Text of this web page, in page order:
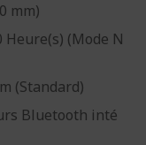
mm)
Heure(s) (Mode N
(Standard)
Bluetooth inté